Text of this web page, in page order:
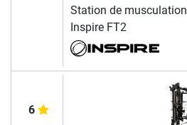
Station de musculation
Inspire FT2
6